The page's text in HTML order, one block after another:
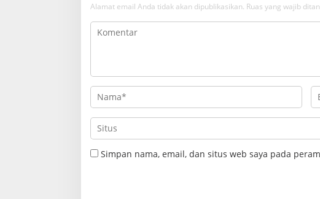
Alamat email Anda tidak akan dipublikasikan. Ruas yang wajib
Simpan nama, email, dan situs web saya pada